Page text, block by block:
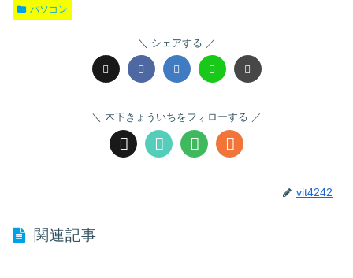
パソコン
シェアする
木下きょういちをフォローする
vit4242
関連記事